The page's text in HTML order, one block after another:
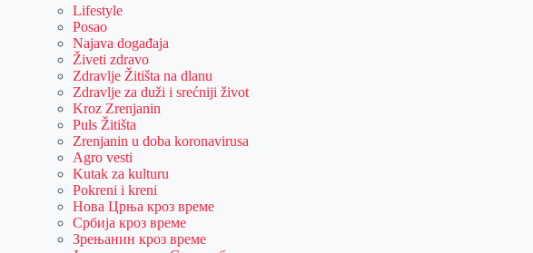
Lifestyle
Posao
Najava događaja
Živeti zdravo
Zdravlje Žitišta na dlanu
Zdravlje za duži i srećniji život
Kroz Zrenjanin
Puls Žitišta
Zrenjanin u doba koronavirusa
Agro vesti
Kutak za kulturu
Pokreni i kreni
Нова Црња кроз време
Србија кроз време
Зрењанин кроз време